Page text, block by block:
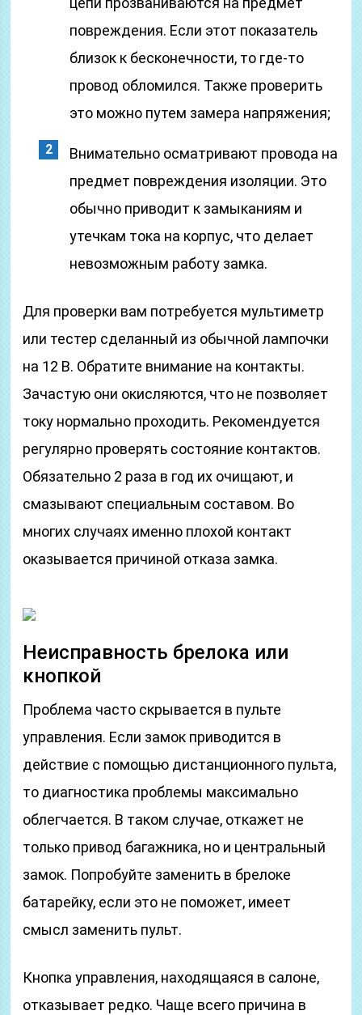
повреждения. Если этот показатель
близок к бесконечности, то где-то
провод обломился. Также проверить
это можно путем замера напряжения;
Внимательно осматривают провода на
предмет повреждения изоляции. Это
обычно приводит к замыканиям и
утечкам тока на корпус, что делает
невозможным работу замка.
Для проверки вам потребуется мультиметр
или тестер сделанный из обычной лампочки
на 12 В. Обратите внимание на контакты.
Зачастую они окисляются, что не позволяет
току нормально проходить. Рекомендуется
регулярно проверять состояние контактов.
Обязательно 2 раза в год их очищают, и
смазывают специальным составом. Во
многих случаях именно плохой контакт
оказывается причиной отказа замка.
Неисправность брелока или
кнопкой
Проблема часто скрывается в пульте
управления. Если замок приводится в
действие с помощью дистанционного пульта,
то диагностика проблемы максимально
облегчается. В таком случае, откажет не
только привод багажника, но и центральный
замок. Попробуйте заменить в брелоке
батарейку, если это не поможет, имеет
смысл заменить пульт.
Кнопка управления, находящаяся в салоне,
отказывает редко. Чаще всего причина в